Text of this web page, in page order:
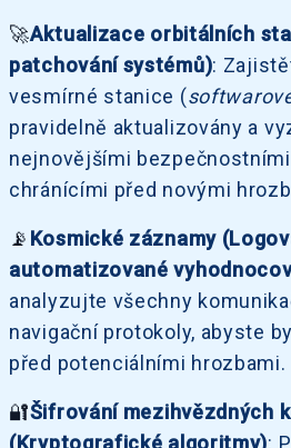
🚀Aktualizace orbitálních
patchování systémů):
vesmírné stanice (
pravidelně aktualizovány a
nejnovějšími
chránícími před novými
📡 Kosmické záznamy
automatizované
analyzujte všechny
navigační protokoly, abyste
před potenciálními hrozbami.
🔐Šifrování mezihvězdných